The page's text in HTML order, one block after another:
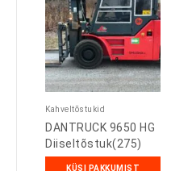
Kahveltõstukid
DANTRUCK 9650 HG
Diiseltõstuk(275)
KÜSI PAKKUMIST